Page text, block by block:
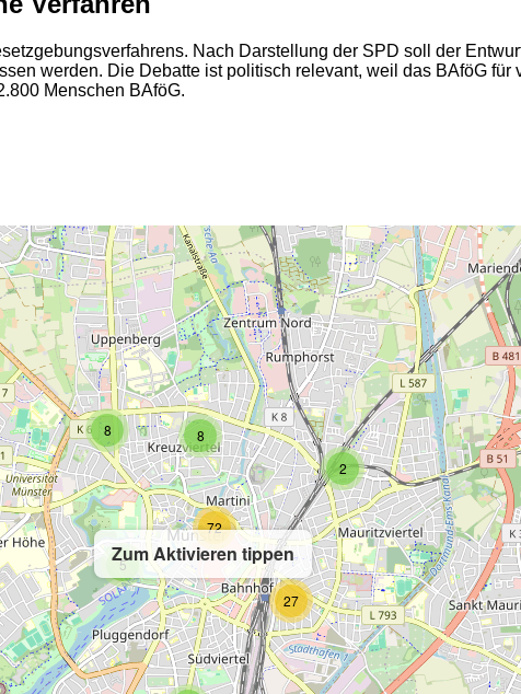
Nach Darstellung der SPD soll der
werden. Die Debatte ist politisch relevant, weil das BAföG
Menschen BAföG.
Zum Aktivieren tippen
2
2
8 8
27
5
72